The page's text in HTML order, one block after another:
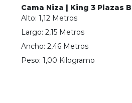
Cama Niza | King 3 Plazas
Alto: 1,12 Metros
Largo: 2,15 Metros
Ancho: 2,46 Metros
Peso: 1,00 Kilogramo